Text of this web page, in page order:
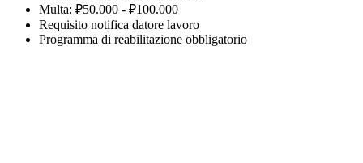
Multa: ₽50.000 - ₽100.000
Requisito notifica datore lavoro
Programma di reabilitazione obbligatorio